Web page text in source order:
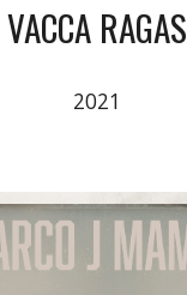
VACCA RAGAS
2021